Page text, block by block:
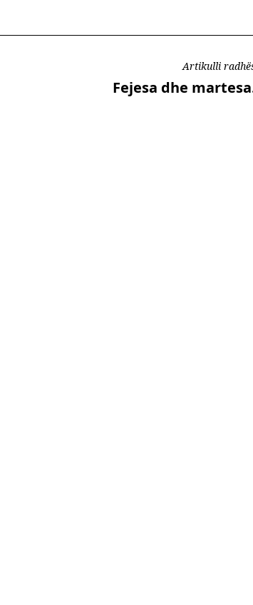
Artikulli
Fejesa dhe